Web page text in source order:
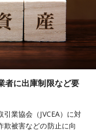
者に出庫制限など要
業協会（JVCEA）に対
欺被害などの防止に向